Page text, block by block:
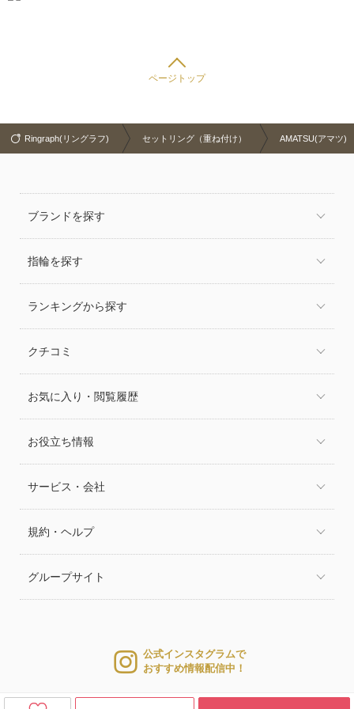
ページトップ
Ringraph(リングラフ) セットリング（重ね付け） AMATSU(アマツ)
ブランドを探す
指輪を探す
ランキングから探す
クチコミ
お気に入り・閲覧履歴
お役立ち情報
サービス・会社
規約・ヘルプ
グループサイト
公式インスタグラムで
おすすめ情報配信中！